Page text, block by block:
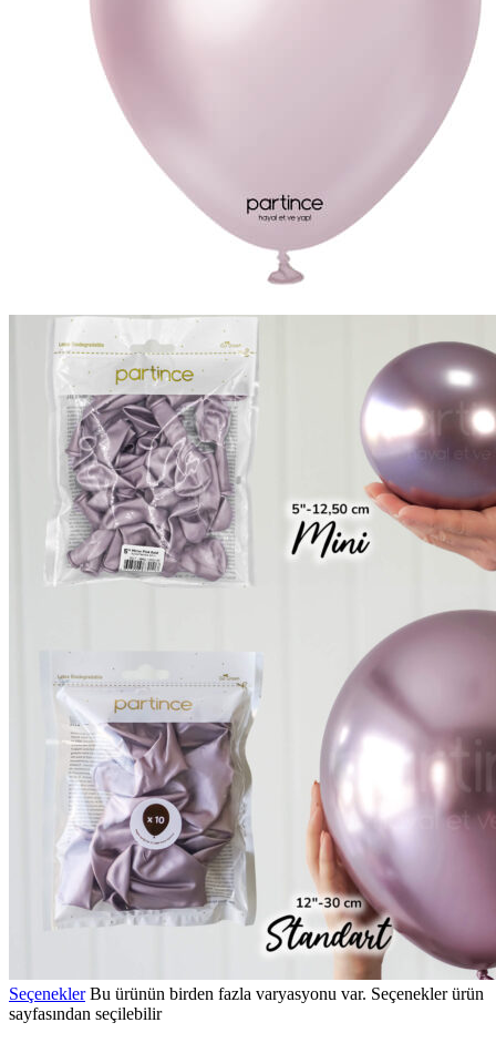
SeçeneklerBu ürünün birden fazla varyasyonu var. Seçenekler ürün
sayfasından seçilebilir